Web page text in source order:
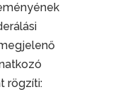
rögzíti: